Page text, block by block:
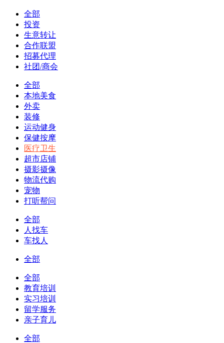
全部
投资
生意转让
合作联盟
招募代理
社团/商会
全部
本地美食
外卖
装修
运动健身
保健按摩
医疗卫生
超市店铺
摄影摄像
物流代购
宠物
打听帮问
全部
人找车
车找人
全部
全部
教育培训
实习培训
留学服务
亲子育儿
全部